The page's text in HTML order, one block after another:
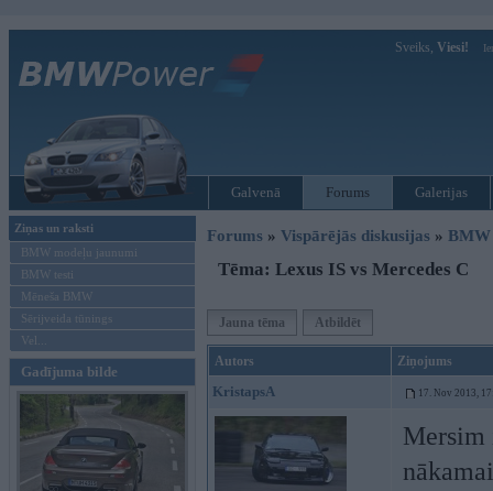
Sveiks, Viesi!
Galvenā Forums Galerijas
Ziņas un raksti
BMW modeļu jaunumi
BMW testi
Mēneša BMW
Sērijveida tūnings
Vel...
Gadījuma bilde
Forums » Vispārējās diskusijas »
Tēma: Lexus IS vs Mercedes C
Jauna tēma Atbildēt
Autors Ziņojums
KristapsA 17. Nov 2013,
Mersim